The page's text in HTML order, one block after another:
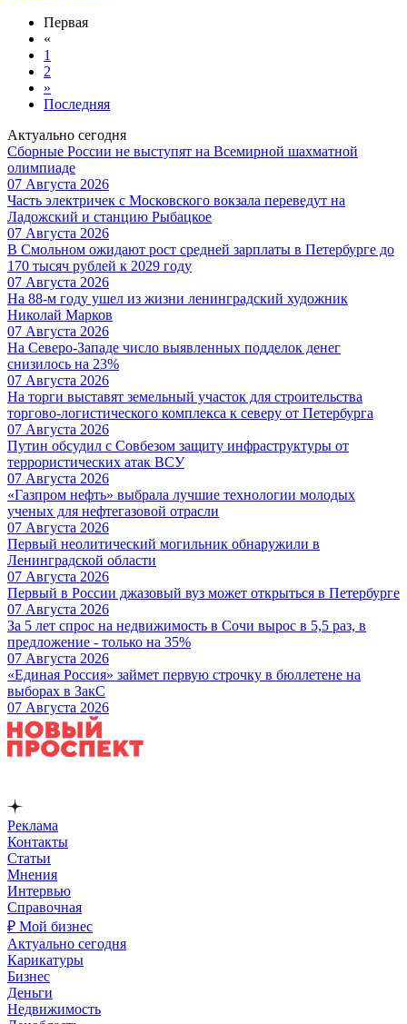
Первая
«
1
2
»
Последняя
Актуально сегодня
Сборные России не выступят на Всемирной шахматной
олимпиаде
07 Августа 2026
Часть электричек с Московского вокзала переведут на
Ладожский и станцию Рыбацкое
07 Августа 2026
В Смольном ожидают рост средней зарплаты в Петербурге до
170 тысяч рублей к 2029 году
07 Августа 2026
На 88-м году ушел из жизни ленинградский художник
Николай Марков
07 Августа 2026
На Северо-Западе число выявленных подделок денег
снизилось на 23%
07 Августа 2026
На торги выставят земельный участок для строительства
торгово-логистического комплекса к северу от Петербурга
07 Августа 2026
Путин обсудил с Совбезом защиту инфраструктуры от
террористических атак ВСУ
07 Августа 2026
«Газпром нефть» выбрала лучшие технологии молодых
ученых для нефтегазовой отрасли
07 Августа 2026
Первый неолитический могильник обнаружили в
Ленинградской области
07 Августа 2026
Первый в России джазовый вуз может открыться в Петербурге
07 Августа 2026
За 5 лет спрос на недвижимость в Сочи вырос в 5,5 раз, в
предложение - только на 35%
07 Августа 2026
«Единая Россия» займет первую строчку в бюллетене на
выборах в ЗакС
07 Августа 2026
Реклама
Контакты
Статьи
Мнения
Интервью
Справочная
₽ Мой бизнес
Актуально сегодня
Карикатуры
Бизнес
Деньги
Недвижимость